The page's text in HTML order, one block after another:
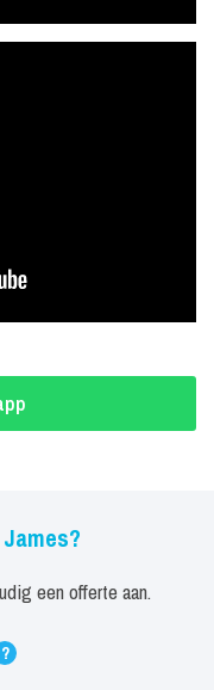
een offerte aan.
?